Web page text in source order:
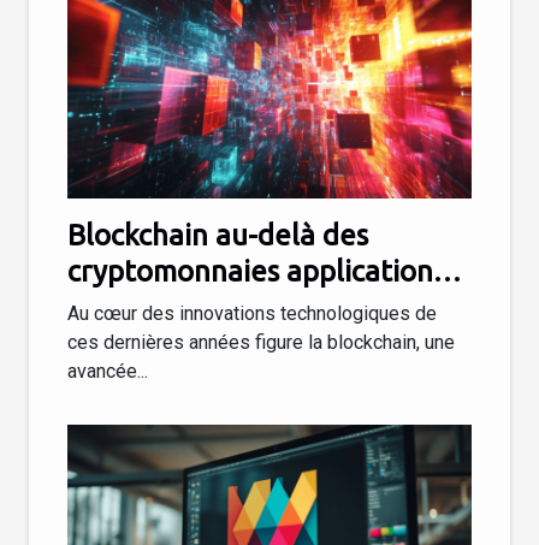
Blockchain au-delà des
cryptomonnaies applications
innovantes dans divers
secteurs
Au cœur des innovations technologiques de
ces dernières années figure la blockchain, une
avancée...